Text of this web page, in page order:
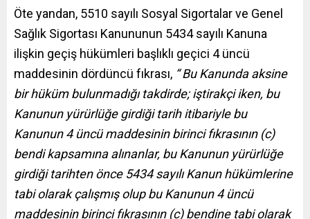
Öte yandan, 5510 sayılı Sosyal Sigortalar ve Genel
Sağlık Sigortası Kanununun 5434 sayılı Kanuna
ilişkin geçiş hükümleri başlıklı geçici 4 üncü
maddesinin dördüncü fıkrası, “ Bu Kanunda aksine
bir hüküm bulunmadığı takdirde; iştirakçi iken, bu
Kanunun yürürlüğe girdiği tarih itibariyle bu
Kanunun 4 üncü maddesinin birinci fıkrasının (c)
bendi kapsamına alınanlar, bu Kanunun yürürlüğe
girdiği tarihten önce 5434 sayılı Kanun hükümlerine
tabi olarak çalışmış olup bu Kanunun 4 üncü
maddesinin birinci fıkrasının (c) bendine tabi olarak